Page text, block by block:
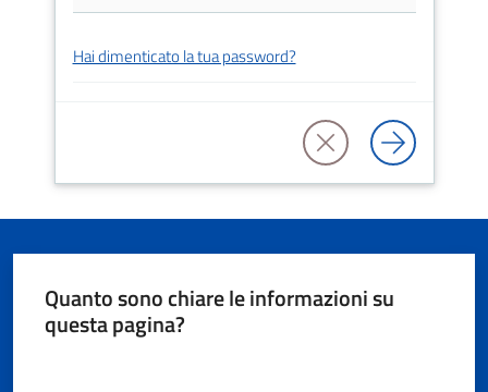
Hai dimenticato la tua password?
Quanto sono chiare le informazioni su
questa pagina?